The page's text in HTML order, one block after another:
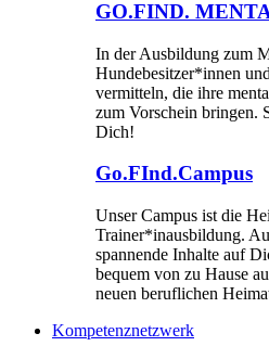
GO.FIND.
In der Ausbildung zum
Hundebesitzer*innen
vermitteln, die ihre
zum Vorschein bringen.
Dich!
Go.FInd.Campus
Unser Campus ist die
Trainer*inausbildung.
spannende Inhalte auf
bequem von zu Hause
neuen beruflichen
Kompetenznetzwerk